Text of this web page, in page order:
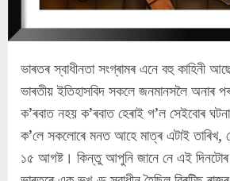
ভাৰতৰ স্বাধীনতা সংগ্ৰামৰ এনে বহু কাহিনী
ভাৰতীয় ইতিহাসবিদ সকলে জনমানসলৈ অনাৰ
ক’ৰবাত নহয় ক’ৰবাত হেৰাই গ’ল সেইবোৰ
ক’লে সকলোৰে মনত আহে মাত্ৰ এটাই তাৰিখ,
১৫ আগষ্ট। কিন্তু আপুনি জানে নে এই দিনটোৰ